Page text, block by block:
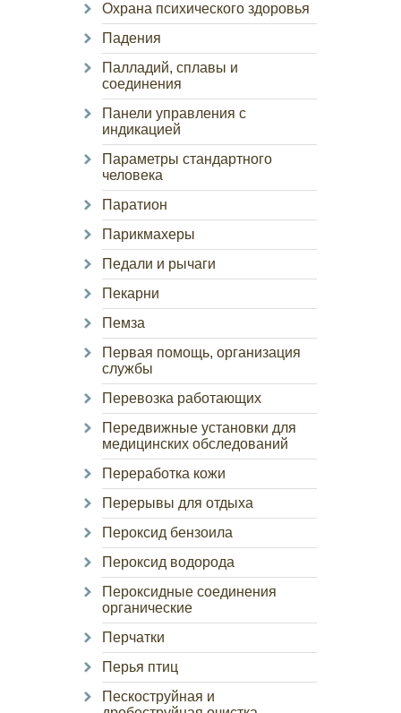
Охрана психического здоровья
Падения
Палладий, сплавы и
соединения
Панели управления с
индикацией
Параметры стандартного
человека
Паратион
Парикмахеры
Педали и рычаги
Пекарни
Пемза
Первая помощь, организация
службы
Перевозка работающих
Передвижные установки для
медицинских обследований
Переработка кожи
Перерывы для отдыха
Пероксид бензоила
Пероксид водорода
Пероксидные соединения
органические
Перчатки
Перья птиц
Пескоструйная и